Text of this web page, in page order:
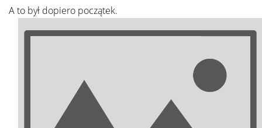
A to był dopiero początek.